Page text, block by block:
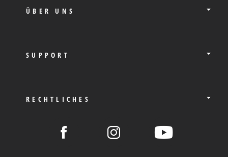
ÜBER UNS
SUPPORT
RECHTLICHES